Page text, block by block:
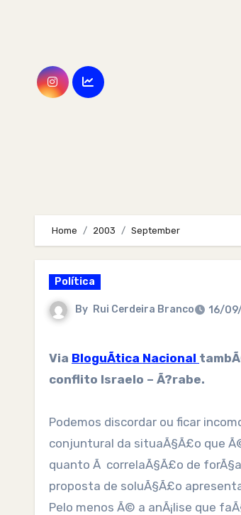
Home 2003 September
Política
By Rui Cerdeira Branco 16/
Via BloguÃ­tica Nacional
conflito Israelo – Ã?rabe.
Podemos discordar ou ficar
conjuntural da situaÃ§Ã£o que
quanto Ã correlaÃ§Ã£o de
proposta de soluÃ§Ã£o
Pelo menos Ã© a anÃ¡lise que